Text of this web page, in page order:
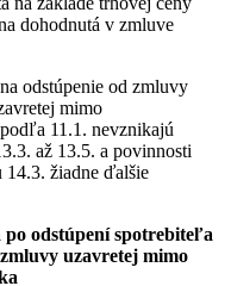
dohodnutá v zmluve
odstúpenie od zmluvy
mimo
11.1. nevznikajú
až 13.5. a povinnosti
žiadne ďalšie
odstúpení spotrebiteľa
uzavretej mimo